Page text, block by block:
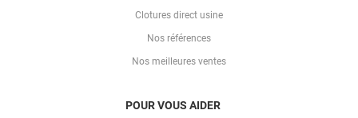
Clotures direct usine
Nos références
Nos meilleures ventes
POUR VOUS AIDER